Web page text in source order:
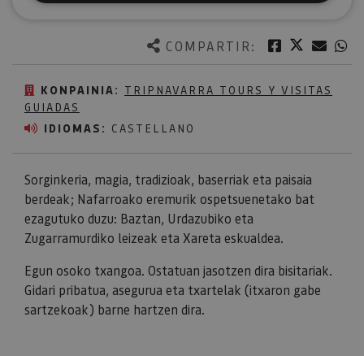
COMPARTIR: Facebook
Twitter
KONPAINIA: TRIPNAVARRA TOURS Y VISITAS
GUIADAS
IDIOMAS: CASTELLANO
Sorginkeria, magia, tradizioak, baserriak eta paisaia
berdeak; Nafarroako eremurik ospetsuenetako bat
ezagutuko duzu: Baztan, Urdazubiko eta
Zugarramurdiko leizeak eta Xareta eskualdea.
Egun osoko txangoa. Ostatuan jasotzen dira bisitariak.
Gidari pribatua, asegurua eta txartelak (itxaron gabe
sartzekoak) barne hartzen dira.